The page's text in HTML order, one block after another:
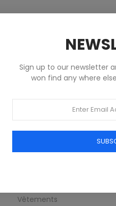
FEMME MARINA YACHTING
Vêtements
Sign up to our newsletter
won find any where